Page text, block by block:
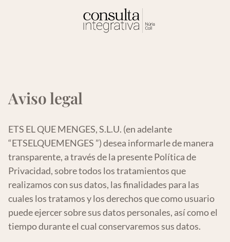
Aviso legal
ETS EL QUE MENGES, S.L.U. (en adelante
“ETSELQUEMENGES ”) desea informarle de manera
transparente, a través de la presente Política de
Privacidad, sobre todos los tratamientos que
realizamos con sus datos, las finalidades para las
cuales los tratamos y los derechos que como usuario
puede ejercer sobre sus datos personales, así como el
tiempo durante el cual conservaremos sus datos.